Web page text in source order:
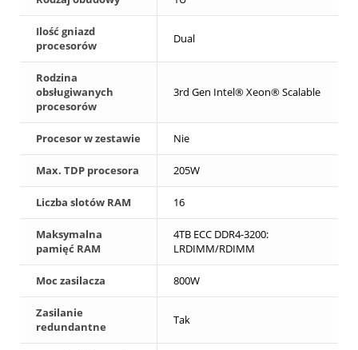
Ilość gniazd
procesorów
Dual
Rodzina
obsługiwanych
procesorów
3rd Gen Intel® Xeon® Scalable
Procesor w zestawie Nie
Max. TDP procesora 205W
Liczba slotów RAM 16
Maksymalna
pamięć RAM
4TB ECC DDR4-3200:
LRDIMM/RDIMM
Moc zasilacza 800W
Zasilanie
redundantne
Tak